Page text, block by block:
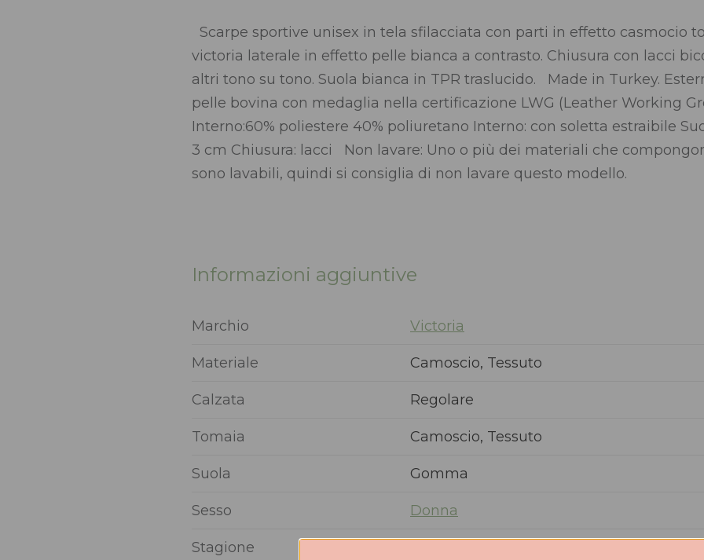
Scarpe sportive unisex in tela sfilacciata con parti in effetto casmocio
victoria laterale in effetto pelle bianca a contrasto. Chiusura con lacci
altri tono su tono. Suola bianca in TPR traslucido. Made in Turkey.
pelle bovina con medaglia nella certificazione LWG (Leather Working
Interno:60% poliestere 40% poliuretano Interno: con soletta estraibile
3 cm Chiusura: lacci Non lavare: Uno o più dei materiali che
sono lavabili, quindi si consiglia di non lavare questo modello.
Informazioni aggiuntive
Marchio Victoria
Materiale Camoscio, Tessuto
Calzata Regolare
Tomaia Camoscio, Tessuto
Suola Gomma
Sesso Donna
Stagione